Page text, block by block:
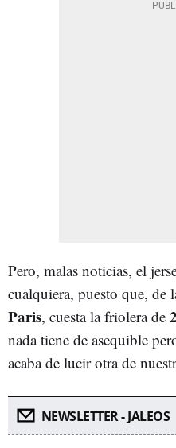
Pero, malas noticias, el
cualquiera, puesto que, de
Paris, cuesta la friolera de
nada tiene de asequible
acaba de lucir otra de
NEWSLETTER - JALEOS